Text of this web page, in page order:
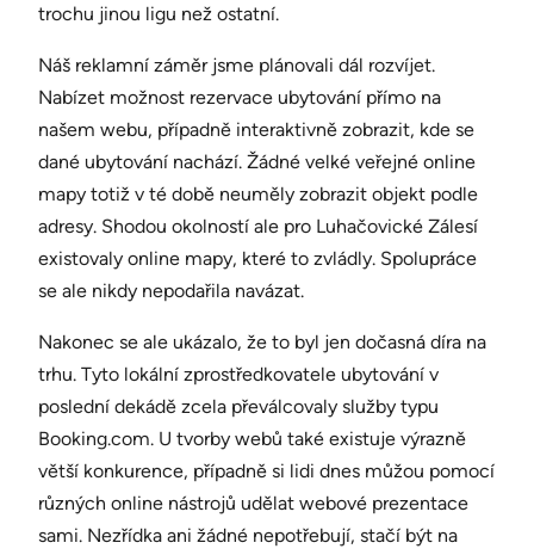
trochu jinou ligu než ostatní.
Náš reklamní záměr jsme plánovali dál rozvíjet.
Nabízet možnost rezervace ubytování přímo na
našem webu, případně interaktivně zobrazit, kde se
dané ubytování nachází. Žádné velké veřejné online
mapy totiž v té době neuměly zobrazit objekt podle
adresy. Shodou okolností ale pro Luhačovické Zálesí
existovaly online mapy, které to zvládly. Spolupráce
se ale nikdy nepodařila navázat.
Nakonec se ale ukázalo, že to byl jen dočasná díra na
trhu. Tyto lokální zprostředkovatele ubytování v
poslední dekádě zcela převálcovaly služby typu
Booking.com. U tvorby webů také existuje výrazně
větší konkurence, případně si lidi dnes můžou pomocí
různých online nástrojů udělat webové prezentace
sami. Nezřídka ani žádné nepotřebují, stačí být na